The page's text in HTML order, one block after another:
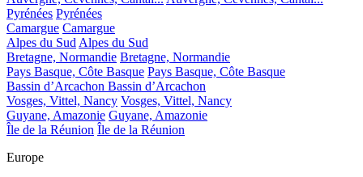
Pyrénées Pyrénées
Camargue Camargue
Alpes du SudAlpes du Sud
Bretagne, Normandie Bretagne, Normandie
Pays Basque, Côte Basque Pays Basque, Côte Basque
Bassin d’Arcachon Bassin d’Arcachon
Vosges, Vittel, Nancy Vosges, Vittel, Nancy
Guyane, Amazonie Guyane, Amazonie
Île de la Réunion Île de la Réunion
Europe